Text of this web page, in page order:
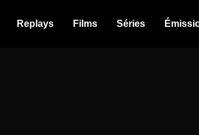
Replays Films Séries